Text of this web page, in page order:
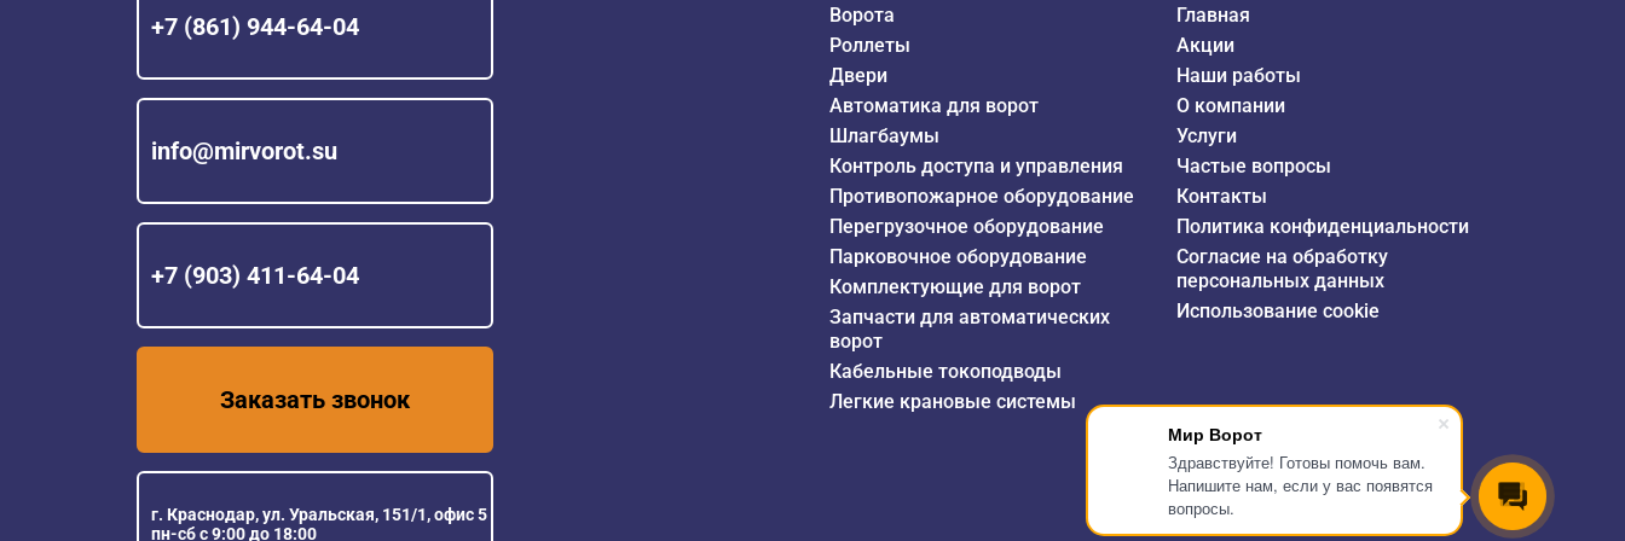
Мир Ворот
Здравствуйте! Готовы помочь вам.
Напишите нам, если у вас появятся
вопросы.
+7 (861) 944-64-04
info@mirvorot.su
+7 (903) 411-64-04
Заказать звонок
г. Краснодар, ул. Уральская, 151/1, офис 5
пн-сб с 9:00 до 18:00
Ворота
Роллеты
Двери
Автоматика для ворот
Шлагбаумы
Контроль доступа и управления
Противопожарное оборудование
Перегрузочное оборудование
Парковочное оборудование
Комплектующие для ворот
Запчасти для автоматических
ворот
Кабельные токоподводы
Легкие крановые системы
Главная
Акции
Наши работы
О компании
Услуги
Частые вопросы
Контакты
Политика конфиденциальности
Согласие на обработку
персональных данных
Использование cookie